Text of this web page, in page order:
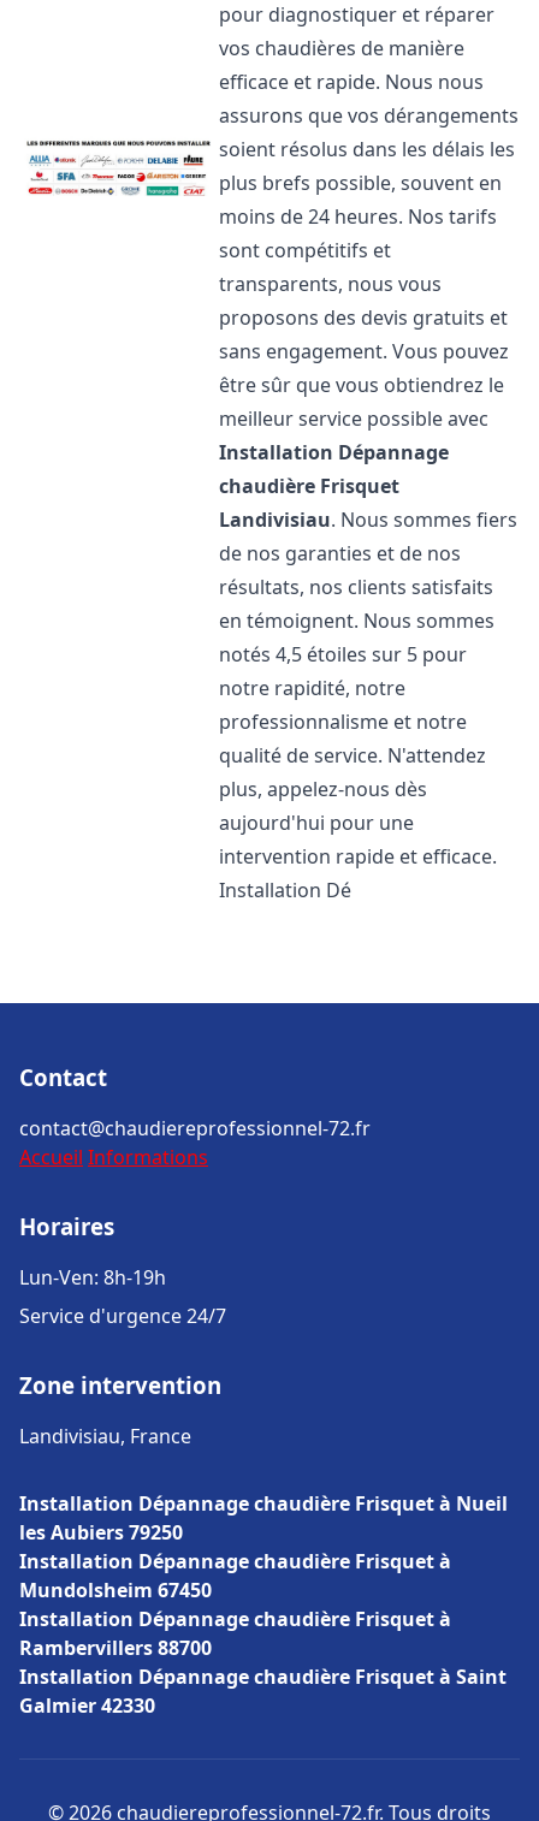
pour diagnostiquer et réparer
vos chaudières de manière
efficace et rapide. Nous nous
assurons que vos dérangements
soient résolus dans les délais les
plus brefs possible, souvent en
moins de 24 heures. Nos tarifs
sont compétitifs et
transparents, nous vous
proposons des devis gratuits et
sans engagement. Vous pouvez
être sûr que vous obtiendrez le
meilleur service possible avec
Installation Dépannage
chaudière Frisquet
Landivisiau. Nous sommes fiers
de nos garanties et de nos
résultats, nos clients satisfaits
en témoignent. Nous sommes
notés 4,5 étoiles sur 5 pour
notre rapidité, notre
professionnalisme et notre
qualité de service. N'attendez
plus, appelez-nous dès
aujourd'hui pour une
intervention rapide et efficace.
Installation Dé
Contact
contact@chaudiereprofessionnel-72.fr
Accueil Informations
Horaires
Lun-Ven: 8h-19h
Service d'urgence 24/7
Zone intervention
Landivisiau, France
Installation Dépannage chaudière Frisquet à Nueil
les Aubiers 79250
Installation Dépannage chaudière Frisquet à
Mundolsheim 67450
Installation Dépannage chaudière Frisquet à
Rambervillers 88700
Installation Dépannage chaudière Frisquet à Saint
Galmier 42330
© 2026 chaudiereprofessionnel-72.fr. Tous droits